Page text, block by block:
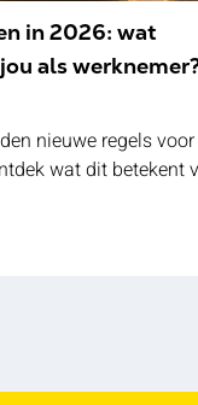
in 2026: wat
als
nieuwe regels voor
wat dit betekent